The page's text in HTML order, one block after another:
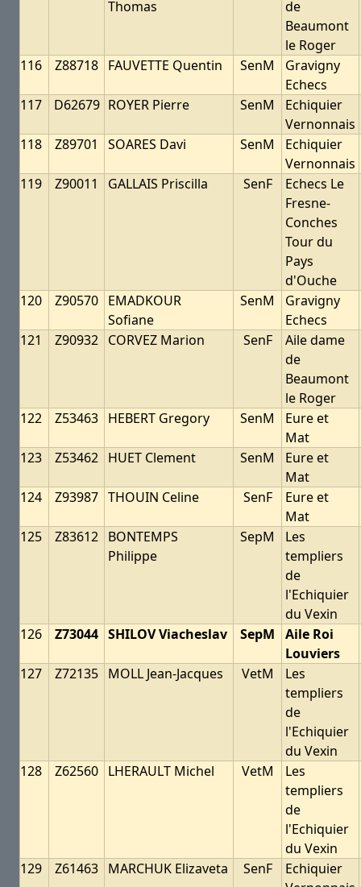
Thomas
de
Beaumont
le Roger
116
Z88718 FAUVETTE Quentin SenM
Gravigny
Echecs
117
D62679 ROYER Pierre SenM
Echiquier
Vernonnais
118
Z89701 SOARES Davi SenM
Echiquier
Vernonnais
119
Z90011 GALLAIS Priscilla SenF
Echecs Le
Fresne-
Conches
Tour du
Pays
d'Ouche
120
Z90570 EMADKOUR
Sofiane
SenM
Gravigny
Echecs
121
Z90932 CORVEZ Marion SenF
Aile dame
de
Beaumont
le Roger
122
Z53463 HEBERT Gregory SenM
Eure et
Mat
123
Z53462 HUET Clement SenM
Eure et
Mat
124
Z93987 THOUIN Celine SenF
Eure et
Mat
125
Z83612 BONTEMPS
Philippe
SepM
Les
templiers
de
l'Echiquier
du Vexin
126
Z73044 SHILOV Viacheslav SepM
Aile Roi
Louviers
127
Z72135 MOLL Jean-Jacques VetM
Les
templiers
de
l'Echiquier
du Vexin
128
Z62560 LHERAULT Michel VetM
Les
templiers
de
l'Echiquier
du Vexin
129
Z61463 MARCHUK Elizaveta SenF
Echiquier